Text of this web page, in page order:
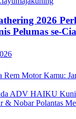
2026
Pelumas se-
Rem Motor Kamu:
ADV HAIKU
& Nobar Polantas